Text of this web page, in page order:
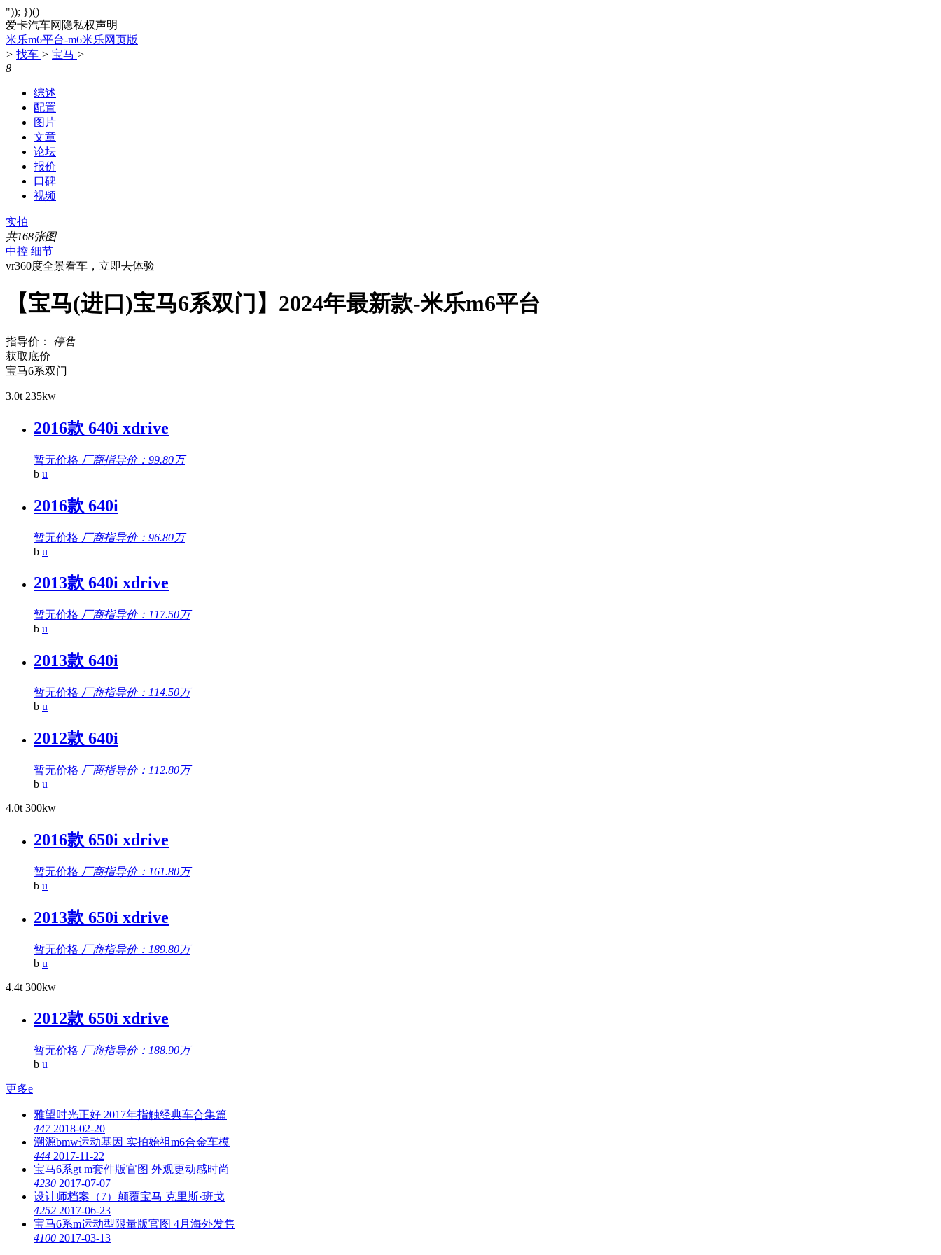
")); })()
爱卡汽车网隐私权声明
米乐m6平台-m6米乐网页版
> 找车 > 宝马 >
8
综述
配置
图片
文章
论坛
报价
口碑
视频
实拍
共168张图
中控 细节
vr360度全景看车，立即去体验
【宝马(进口)宝马6系双门】2024年最新款-米乐m6平台
指导价： 停售
获取底价
宝马6系双门
3.0t 235kw
2016款 640i xdrive
暂无价格 厂商指导价：99.80万
b u
2016款 640i
暂无价格 厂商指导价：96.80万
b u
2013款 640i xdrive
暂无价格 厂商指导价：117.50万
b u
2013款 640i
暂无价格 厂商指导价：114.50万
b u
2012款 640i
暂无价格 厂商指导价：112.80万
b u
4.0t 300kw
2016款 650i xdrive
暂无价格 厂商指导价：161.80万
b u
2013款 650i xdrive
暂无价格 厂商指导价：189.80万
b u
4.4t 300kw
2012款 650i xdrive
暂无价格 厂商指导价：188.90万
b u
更多e
雅望时光正好 2017年指触经典车合集篇
447 2018-02-20
溯源bmw运动基因 实拍始祖m6合金车模
444 2017-11-22
宝马6系gt m套件版官图 外观更动感时尚
4230 2017-07-07
设计师档案（7）颠覆宝马 克里斯·班戈
4252 2017-06-23
宝马6系m运动型限量版官图 4月海外发售
4100 2017-03-13